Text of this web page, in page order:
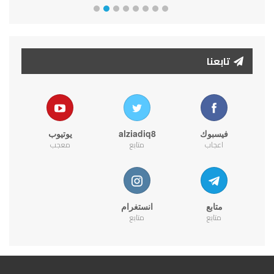
تابعنا
فيسبوك
اعجاب
alziadiq8
متابع
يوتيوب
معجب
متابع
متابع
انستغرام
متابع